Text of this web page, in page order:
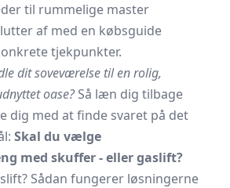
til rummelige master
af med en købsguide
tjekpunkter.
dit soveværelse til en rolig,
oase?Så læn dig tilbage
dig med at finde svaret på det
Skal du vælge
med skuffer - eller gaslift?
Sådan fungerer løsningerne